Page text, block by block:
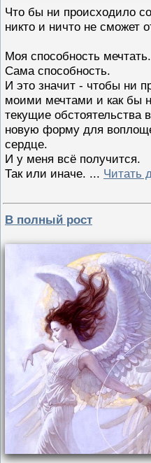
Что бы ни происходило
никто и ничто не сможет
Моя способность мечтать.
Сама способность.
И это значит - чтобы ни
моими мечтами и как бы
текущие обстоятельства
новую форму для
сердце.
И у меня всё получится.
Так или иначе. ... Читать
В полный рост